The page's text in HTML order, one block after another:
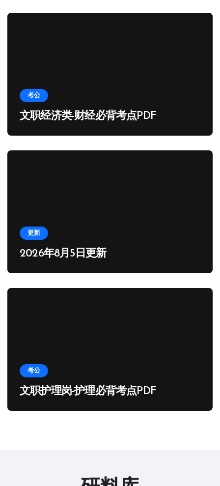
考公
文职经济类-财经必背考点PDF
更新
2026年8月5日更新
考公
文职护理岗-护理必背考点PDF